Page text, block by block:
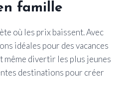
famille
où les prix baissent. Avec
idéales pour des vacances
même divertir les plus jeunes
destinations pour créer